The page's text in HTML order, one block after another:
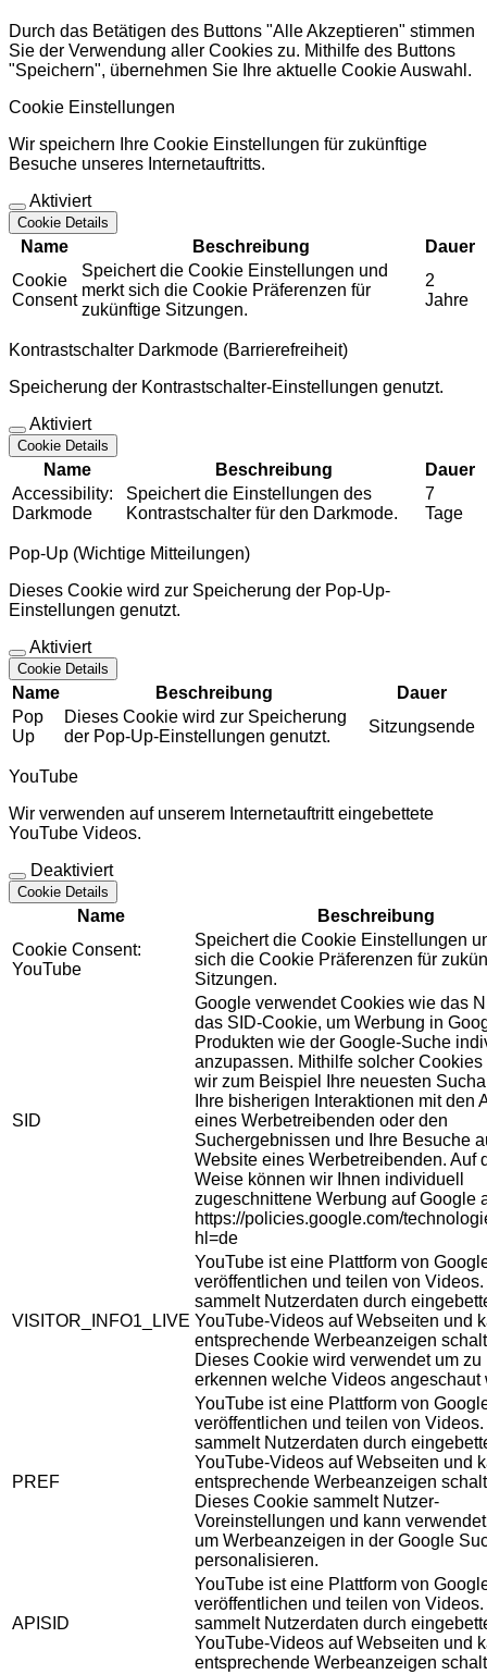
Durch das Betätigen des Buttons "Alle Akzeptieren" stimmen
Sie der Verwendung aller Cookies zu. Mithilfe des Buttons
"Speichern", übernehmen Sie Ihre aktuelle Cookie Auswahl.
Cookie Einstellungen
Wir speichern Ihre Cookie Einstellungen für zukünftige
Besuche unseres Internetauftritts.
Aktiviert
Cookie Details
Name Beschreibung
Dauer
Cookie
Consent
Speichert die Cookie Einstellungen und
merkt sich die Cookie Präferenzen für
zukünftige Sitzungen.
2
Jahre
Kontrastschalter Darkmode (Barrierefreiheit)
Speicherung der Kontrastschalter-Einstellungen genutzt.
Aktiviert
Cookie Details
Name Beschreibung
Dauer
Accessibility:
Darkmode
Speichert die Einstellungen des
Kontrastschalter für den Darkmode.
7
Tage
Pop-Up (Wichtige Mitteilungen)
Dieses Cookie wird zur Speicherung der Pop-Up-
Einstellungen genutzt.
Aktiviert
Cookie Details
Name Beschreibung
Dauer
Pop
Up
Dieses Cookie wird zur Speicherung
der Pop-Up-Einstellungen genutzt.
Sitzungsende
YouTube
Wir verwenden auf unserem Internetauftritt eingebettete
YouTube Videos.
Deaktiviert
Cookie Details
Name
Beschreibung
Cookie Consent:
YouTube
Speichert die Cookie Einstellungen
sich die Cookie Präferenzen für
Sitzungen.
SID
Google verwendet Cookies wie das
das SID-Cookie, um Werbung in
Produkten wie der Google-Suche
anzupassen. Mithilfe solcher Cookies
wir zum Beispiel Ihre neuesten
Ihre bisherigen Interaktionen mit den
eines Werbetreibenden oder den
Suchergebnissen und Ihre Besuche
Website eines Werbetreibenden. Auf
Weise können wir Ihnen individuell
zugeschnittene Werbung auf Google
https://policies.google.com/
hl=de
VISITOR_INFO1_LIVE
YouTube ist eine Plattform von
veröffentlichen und teilen von
sammelt Nutzerdaten durch
YouTube-Videos auf Webseiten und
entsprechende Werbeanzeigen
Dieses Cookie wird verwendet um zu
erkennen welche Videos angeschaut
PREF
YouTube ist eine Plattform von
veröffentlichen und teilen von
sammelt Nutzerdaten durch
YouTube-Videos auf Webseiten und
entsprechende Werbeanzeigen
Dieses Cookie sammelt Nutzer-
Voreinstellungen und kann
um Werbeanzeigen in der Google
personalisieren.
APISID
YouTube ist eine Plattform von
veröffentlichen und teilen von
sammelt Nutzerdaten durch
YouTube-Videos auf Webseiten und
entsprechende Werbeanzeigen